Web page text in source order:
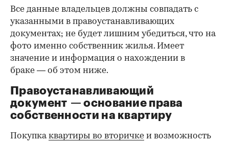
00:00 / 00:00
Все данные владельцев должны совпадать с
указанными в правоустанавливающих
документах; не будет лишним убедиться, что на
фото именно собственник жилья. Имеет
значение и информация о нахождении в
браке — об этом ниже.
Правоустанавливающий
документ — основание права
собственности на квартиру
Покупкаквартиры во вторичке и возможность